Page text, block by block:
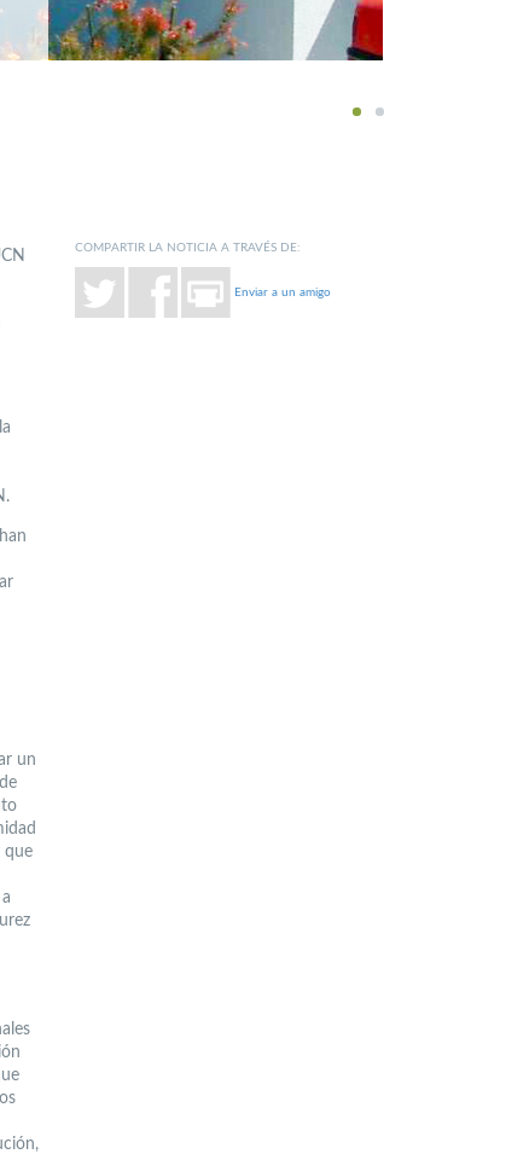
1 2
un
que
COMPARTIR LA NOTICIA A TRAVÉS DE:
Enviar a un amigo